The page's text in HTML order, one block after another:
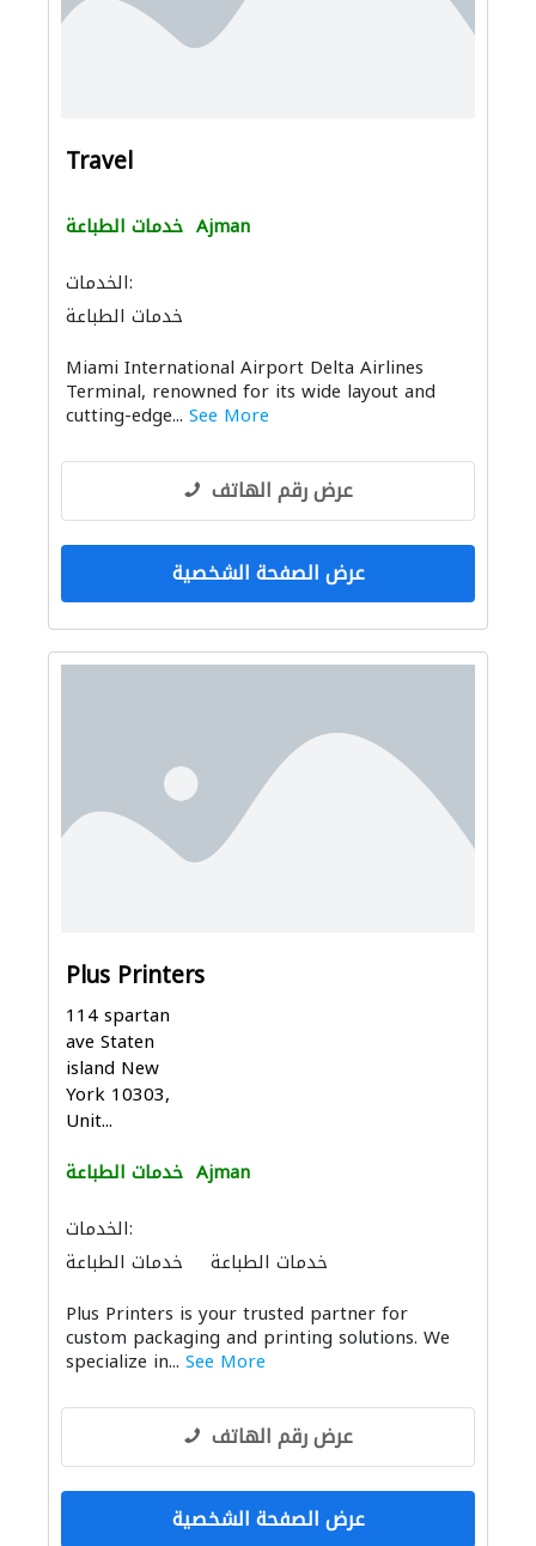
Travel
خدمات الطباعة Ajman
الخدمات:
خدمات الطباعة
Miami International Airport Delta Airlines
Terminal, renowned for its wide layout and
cutting-edge... See More
عرض رقم الهاتف
عرض الصفحة الشخصية
Plus Printers
114 spartan
ave Staten
island New
York 10303,
Unit...
خدمات الطباعة Ajman
الخدمات:
خدمات الطباعة
خدمات الطباعة
Plus Printers is your trusted partner for
custom packaging and printing solutions. We
specialize in... See More
عرض رقم الهاتف
عرض الصفحة الشخصية